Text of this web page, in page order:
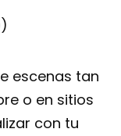
escenas tan
o en sitios
con tu